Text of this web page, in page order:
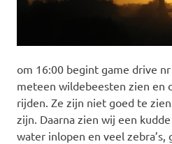
om 16:00 begint game drive
meteen wildebeesten zien en
rijden. Ze zijn niet goed te
zijn. Daarna zien wij een
water inlopen en veel zebra’s,